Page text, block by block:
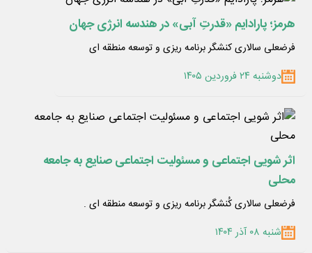
هرمز؛ پارادایم «قدرتِ آبی» در هندسه انرژی جهان
فرضعلی سالاری کنشگر برنامه ریزی و توسعه منطقه ای
دوشنبه ۲۴ فروردین ۱۴۰۵
اثر شویی اجتماعی و مسئولیت اجتماعی صنایع به جامعه
محلی
فرضعلی سالاری کُنشگر برنامه ریزی و توسعه منطقه ای .
شنبه ۰۸ آذر ۱۴۰۴